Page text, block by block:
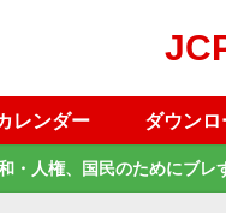
レンダー ダウンロ
・人権、国民のためにブ